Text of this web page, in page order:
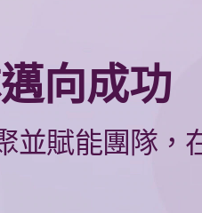
向成功
並賦能團隊，